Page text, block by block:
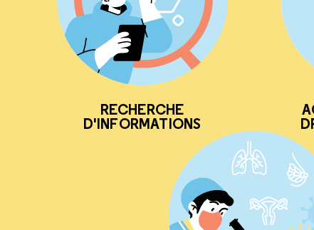
RECHERCHE
D'INFORMATIONS